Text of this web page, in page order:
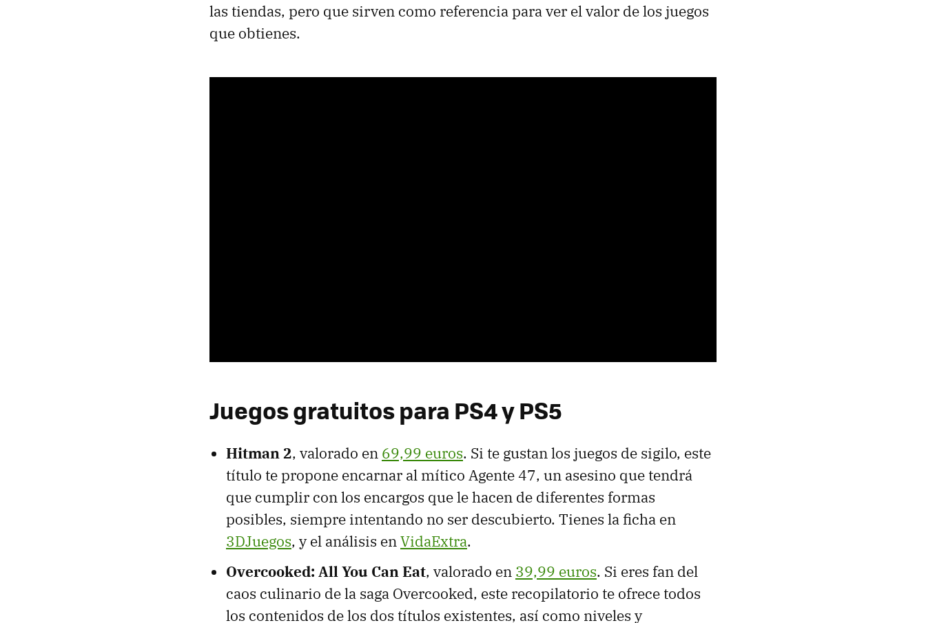
las tiendas, pero que sirven como referencia para ver el valor de los juegos
que obtienes.
Juegos gratuitos para PS4 y PS5
Hitman 2, valorado en 69,99 euros. Si te gustan los juegos de sigilo, este
título te propone encarnar al mítico Agente 47, un asesino que tendrá
que cumplir con los encargos que le hacen de diferentes formas
posibles, siempre intentando no ser descubierto. Tienes la ficha en
3DJuegos, y el análisis enVidaExtra.
Overcooked: All You Can Eat, valorado en 39,99 euros. Si eres fan del
caos culinario de la saga Overcooked, este recopilatorio te ofrece todos
los contenidos de los dos títulos existentes, así como niveles y